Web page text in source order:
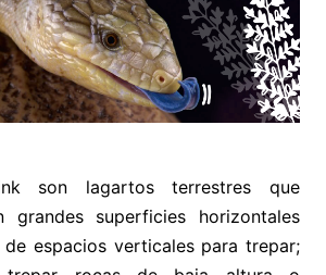
son lagartos terrestres que
grandes superficies horizontales
de espacios verticales para trepar;